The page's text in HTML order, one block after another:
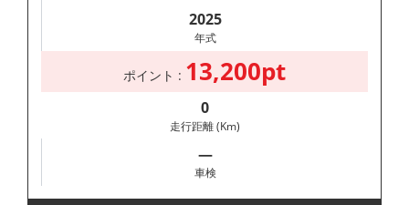
2025
年式
ポイント : 13,200pt
0
走行距離 (Km)
―
車検